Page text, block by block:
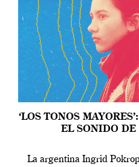
‘LOS TONOS
EL SONIDO DE
La argentina Ingrid